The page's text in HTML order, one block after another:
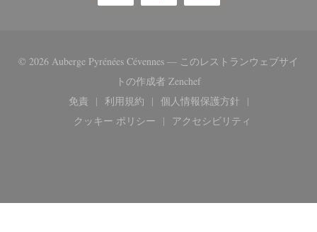
© 2026 Auberge Pyrénées Cévennes — このレストランウェブサイ
トの作成者 Zenchef((新しいウィンドウで開
免責
((新しいウィンドウで開きます))
利用規約
((新しいウィンドウで開きます))
個人情報保護方針
((新しいウィンドウで
クッキー ポリシー
((新しいウィンドウで開きます))
アクセシビリティ
((新しいウィンドウで